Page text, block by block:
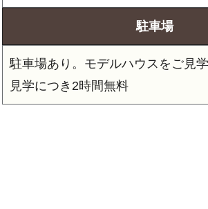
駐車場
駐車場あり。モデルハウスをご見
見学につき2時間無料